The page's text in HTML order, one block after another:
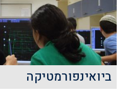
קרא עוד
ביואינפורמטיקה